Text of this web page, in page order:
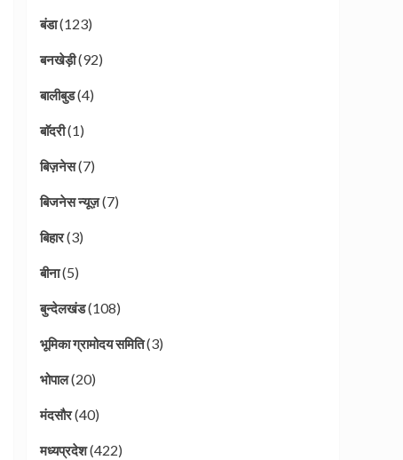
बंडा(123)
बनखेड़ी(92)
बालीबुड(4)
बाॅदरी(1)
बिज़नेस(7)
बिजनेस न्यूज़(7)
बिहार(3)
बीना(5)
बुन्देलखंड(108)
भूमिका ग्रामोदय समिति(3)
भोपाल(20)
मंदसौर(40)
मध्यप्रदेश(422)